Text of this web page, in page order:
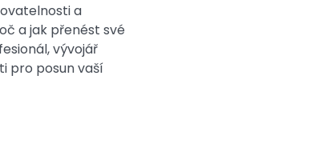
a
a jak přenést své
vývojář
pro posun vaší